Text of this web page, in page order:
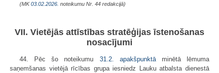
(MK03.02.2026. noteikumu Nr. 44 redakcijā)
VII. Vietējās attīstības stratēģijas īstenošanas
nosacījumi
44. Pēc šo noteikumu 31.2. apakšpunktāminētā lēmuma
saņemšanas vietējā rīcības grupa iesniedz Lauku atbalsta dienestā